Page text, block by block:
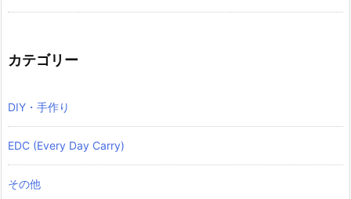
カテゴリー
DIY・手作り
EDC (Every Day Carry)
その他